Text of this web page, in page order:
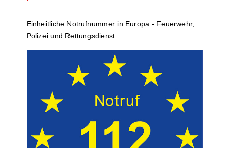
Einheit­li­che Notruf­num­mer in Europa - Feuerwehr,
Polizei und Rettungs­dienst